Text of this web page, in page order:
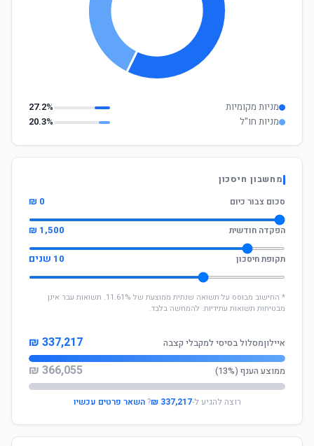
מניות מקומיות
27.2%
מניות חו"ל
20.3%
מחשבון חיסכון
סכום צבור כיום
0 ₪
הפקדה חודשית 1,500 ₪
תקופת חיסכון 10 שנים
* החישוב מבוסס על תשואה שנתית ממוצעת של 11.61%. תשואות עבר אינן
מבטיחות תשואות עתידיות. להמחשה בלבד.
איילוןמסלול בסיסי למקבלי קצבה 337,217 ₪
ממוצע הענף (13%) 366,055 ₪
רוצה להגיע ל-337,217 ₪
?השאר פרטים עכשיו